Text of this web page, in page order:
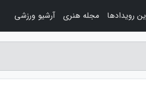
رویدادها مجله هنری آرشیو ورزشی